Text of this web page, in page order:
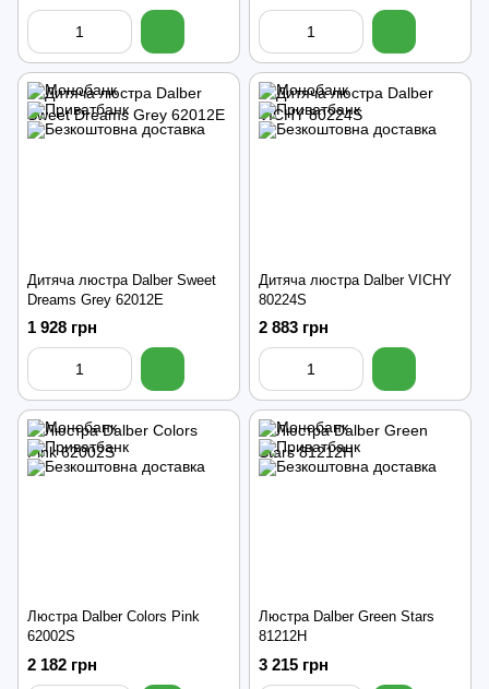
Дитяча люстра Dalber Sweet
Dreams Grey 62012E
1 928 грн
Дитяча люстра Dalber VICHY
80224S
2 883 грн
Люстра Dalber Colors Pink
62002S
2 182 грн
Люстра Dalber Green Stars
81212H
3 215 грн